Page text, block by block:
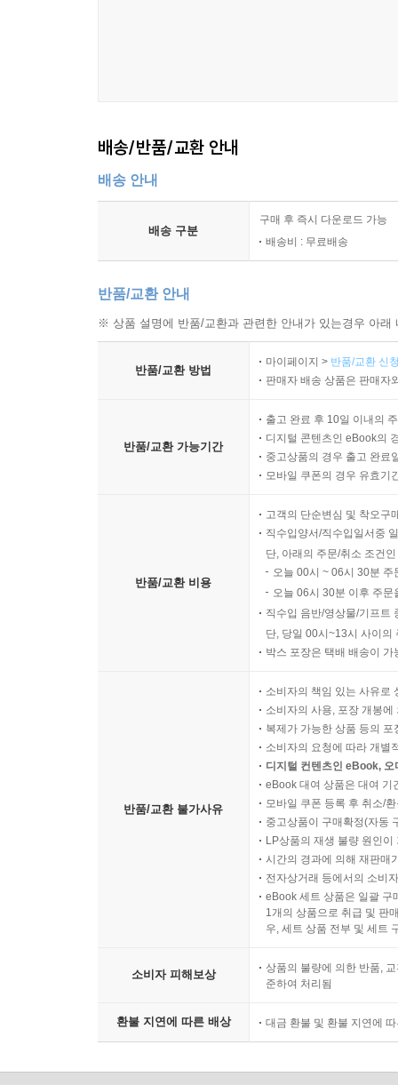
배송/반품/교환 안내
배송 안내
배송 구분
구매 후 즉시 다운로드 가능
배송비 : 무료배송
반품/교환 안내
※ 상품 설명에 반품/교환과 관련한 안내가 있는경우 아
반품/교환 방법
마이페이지 > 반품/교환 신
판매자 배송 상품은 판매자
반품/교환 가능기간
출고 완료 후 10일 이내의
디지털 콘텐츠인 eBook의
중고상품의 경우 출고 완료
모바일 쿠폰의 경우 유효기
반품/교환 비용
고객의 단순변심 및 착오구
직수입양서/직수입일서중
단, 아래의 주문/취소 조건
오늘 00시 ~ 06시 30분
오늘 06시 30분 이후 주
직수입 음반/영상물/기프트
단, 당일 00시~13시 사이의
박스 포장은 택배 배송이
반품/교환 불가사유
소비자의 책임 있는 사유로
소비자의 사용, 포장 개봉
복제가 가능한 상품 등의
소비자의 요청에 따라 개별
디지털 컨텐츠인 eBook,
eBook 대여 상품은 대여 기
모바일 쿠폰 등록 후 취소/
중고상품이 구매확정(자동
LP상품의 재생 불량 원인
시간의 경과에 의해 재판매
전자상거래 등에서의 소비
eBook 세트 상품은 일괄 구
1개의 상품으로 취급 및 판
우, 세트 상품 전부 및 세트
소비자 피해보상
상품의 불량에 의한 반품,
준하여 처리됨
환불 지연에 따른 배상 대금 환불 및 환불 지연에